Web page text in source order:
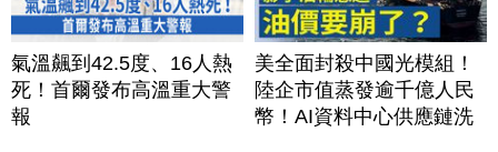
氣溫飆到42.5度、16人熱
死！首爾發布高溫重大警
報
美全面封殺中國光模組！
陸企市值蒸發逾千億人民
幣！AI資料中心供應鏈洗